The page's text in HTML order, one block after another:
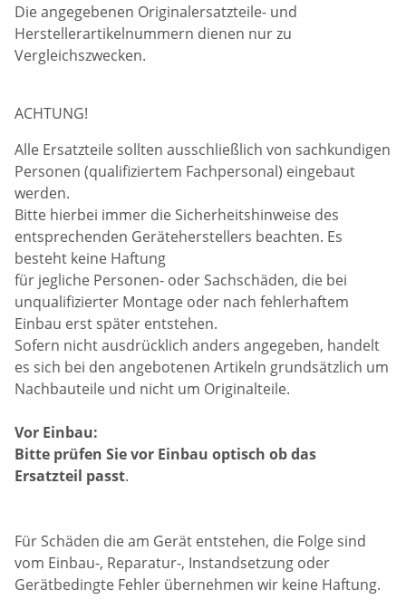
Die angegebenen Originalersatzteile- und
Herstellerartikelnummern dienen nur zu
Vergleichszwecken.
ACHTUNG!
Alle Ersatzteile sollten ausschließlich von sachkundigen
Personen (qualifiziertem Fachpersonal) eingebaut
werden.
Bitte hierbei immer die Sicherheitshinweise des
entsprechenden Geräteherstellers beachten. Es
besteht keine Haftung
für jegliche Personen- oder Sachschäden, die bei
unqualifizierter Montage oder nach fehlerhaftem
Einbau erst später entstehen.
Sofern nicht ausdrücklich anders angegeben, handelt
es sich bei den angebotenen Artikeln grundsätzlich um
Nachbauteile und nicht um Originalteile.
Vor Einbau:
Bitte prüfen Sie vor Einbau optisch ob das
Ersatzteil passt.
Für Schäden die am Gerät entstehen, die Folge sind
vom Einbau-, Reparatur-, Instandsetzung oder
Gerätbedingte Fehler übernehmen wir keine Haftung.